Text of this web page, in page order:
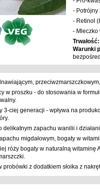
- Potrójny
- Retinol
- Mleczko
Trwałość:
Warunki
w proszku - do stosowania w
3-ciej generacji - wpływa na
delikatnym zapachu wanilii i
migdałowym, bogaty w
róży bogaty w naturalną witaminę
probówki z dodatkiem słoika z